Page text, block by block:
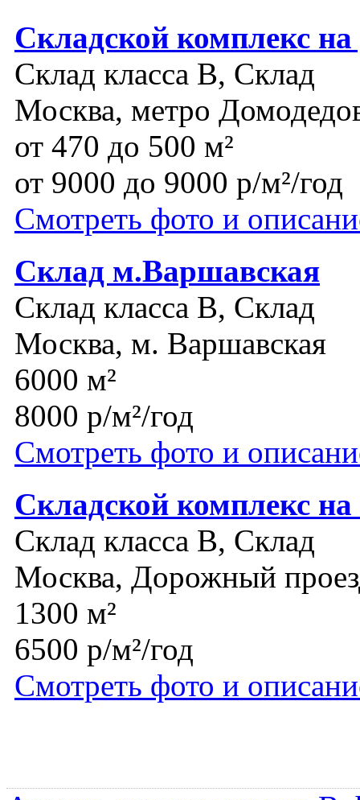
Складской комплекс
Склад класса B, Склад
Москва, метро
от 470 до 500 м²
от 9000 до 9000 р/м²/год
Смотреть фото и
Склад м.Варшавская
Склад класса B, Склад
Москва, м. Варшавская
6000 м²
8000 р/м²/год
Смотреть фото и
Складской комплекс
Склад класса B, Склад
Москва, Дорожный
1300 м²
6500 р/м²/год
Смотреть фото и